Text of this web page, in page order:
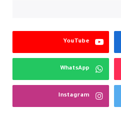
YouTube
WhatsApp
Instagram